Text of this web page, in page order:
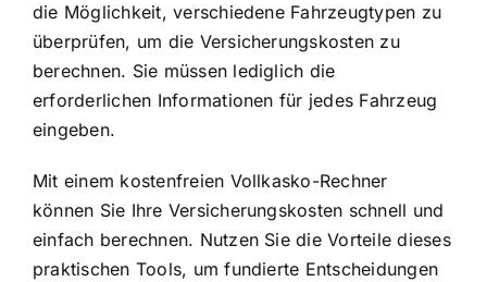
die Möglichkeit, verschiedene Fahrzeugtypen zu
überprüfen, um die Versicherungskosten zu
berechnen. Sie müssen lediglich die
erforderlichen Informationen für jedes Fahrzeug
eingeben.
Mit einem kostenfreien Vollkasko-Rechner
können Sie Ihre Versicherungskosten schnell und
einfach berechnen. Nutzen Sie die Vorteile dieses
praktischen Tools, um fundierte Entscheidungen